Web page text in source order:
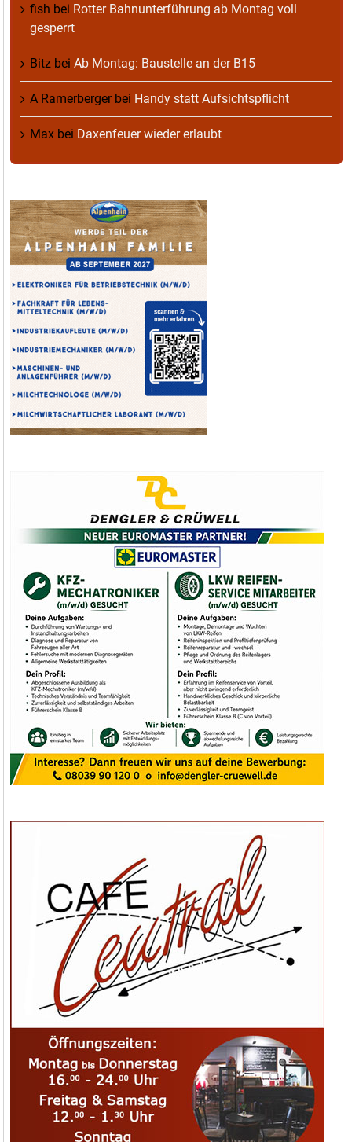
fish bei Rotter Bahnunterführung ab Montag voll
gesperrt
Bitz bei Ab Montag: Baustelle an der B15
A Ramerbergerbei Handy statt Aufsichtspflicht
Max bei Daxenfeuer wieder erlaubt